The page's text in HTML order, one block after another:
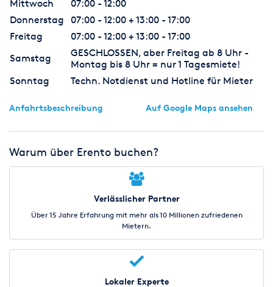
Mittwoch
07:00 - 12:00
Donnerstag
07:00 - 12:00 + 13:00 - 17:00
Freitag
07:00 - 12:00 + 13:00 - 17:00
Samstag
GESCHLOSSEN, aber Freitag ab 8 Uhr -
Montag bis 8 Uhr = nur 1 Tagesmiete!
Sonntag
Techn. Notdienst und Hotline für Mieter
Anfahrtsbeschreibung Auf Google Maps ansehen
Warum über Erento buchen?
Verlässlicher Partner
Über 15 Jahre Erfahrung mit mehr als 10 Millionen zufriedenen
Mietern.
Lokaler Experte